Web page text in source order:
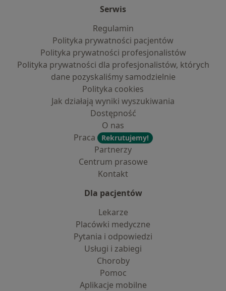
Serwis
Regulamin
Polityka prywatności pacjentów
Polityka prywatności profesjonalistów
Polityka prywatności dla profesjonalistów, których
dane pozyskaliśmy samodzielnie
Polityka cookies
Jak działają wyniki wyszukiwania
Dostępność
O nas
Praca
Rekrutujemy!
Partnerzy
Centrum prasowe
Kontakt
Dla pacjentów
Lekarze
Placówki medyczne
Pytania i odpowiedzi
Usługi i zabiegi
Choroby
Pomoc
Aplikacje mobilne